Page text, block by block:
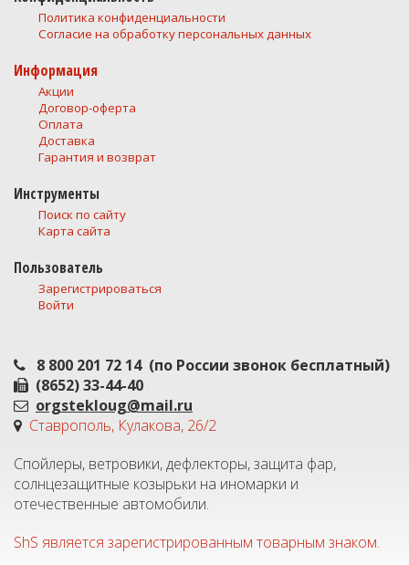
Политика конфиденциальности
Согласие на обработку персональных данных
Информация
Акции
Договор-оферта
Оплата
Доставка
Гарантия и возврат
Инструменты
Поиск по сайту
Карта сайта
Пользователь
Зарегистрироваться
Войти
8 800 201 72 14 (по России звонок бесплатный)
(8652) 33-44-40
orgstekloug@mail.ru
Ставрополь, Кулакова, 26/2
Спойлеры, ветровики, дефлекторы, защита фар,
солнцезащитные козырьки на иномарки и
отечественные автомобили.
ShS является зарегистрированным товарным знаком.